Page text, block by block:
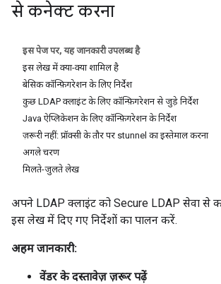
से कनेक्ट करना
इस पेज पर, यह जानकारी उपलब्ध है
इस लेख में क्या-क्या शामिल है
बेसिक कॉन्फ़िगरेशन के लिए निर्देश
कुछ LDAP क्लाइंट के लिए कॉन्फ़िगरेशन से जुड़े निर्देश
Java ऐप्लिकेशन के लिए कॉन्फ़िगरेशन के निर्देश
ज़रूरी नहीं: प्रॉक्सी के तौर पर stunnel का इस्तेमाल करना
अगले चरण
मिलते-जुलते लेख
अपने LDAP क्लाइंट को Secure LDAP सेवा से
इस लेख में दिए गए निर्देशों का पालन करें.
अहम जानकारी:
वेंडर के दस्तावेज़ ज़रूर पढ़ें